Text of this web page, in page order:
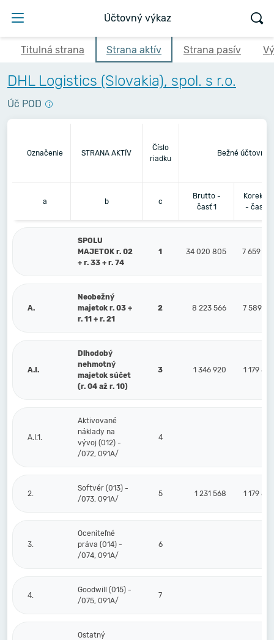
Účtovný výkaz
Titulná strana Strana aktív Strana pasív
DHL Logistics (Slovakia), spol. s r.o.
Úč POD
Označenie STRANA AKTÍV
Číslo
riadku
Bežné účtovné
a b c
Brutto -
časť 1
Korekcia
- časť 2
SPOLU
MAJETOK r. 02
+ r. 33 + r. 74
1 34 020 805 7 659
A.
Neobežný
majetok r. 03 +
r. 11 + r. 21
2 8 223 566 7 589
A.I.
Dlhodobý
nehmotný
majetok súčet
(r. 04 až r. 10)
3 1 346 920 1 179
A.I.1.
Aktivované
náklady na
vývoj (012) -
/072, 091A/
4
2.
Softvér (013) -
/073, 091A/
5 1 231 568 1 179
3.
Oceniteľné
práva (014) -
/074, 091A/
6
4.
Goodwill (015) -
/075, 091A/
7
Ostatný